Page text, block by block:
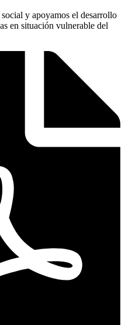
y apoyamos el desarrollo
en situación vulnerable del